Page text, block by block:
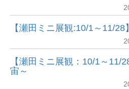
【瀬田ミニ展観:10/1～11/
【瀬田ミニ展観：10/1～11/
宙～